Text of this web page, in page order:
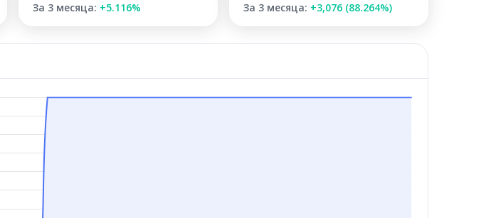
За 3 месяца: +5.116% За 3 месяца: +3,076 (88.264%)